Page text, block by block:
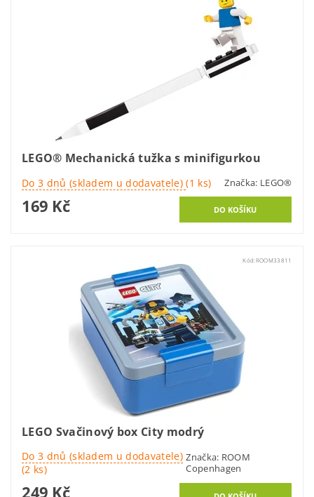
LEGO® Mechanická tužka s minifigurkou
Do 3 dnů (skladem u dodavatele)(1 ks) Značka: LEGO®
169 Kč
Kód: ROOM33811
LEGO Svačinový box City modrý
Do 3 dnů (skladem u dodavatele)
(2 ks)
Značka: ROOM
Copenhagen
249 Kč